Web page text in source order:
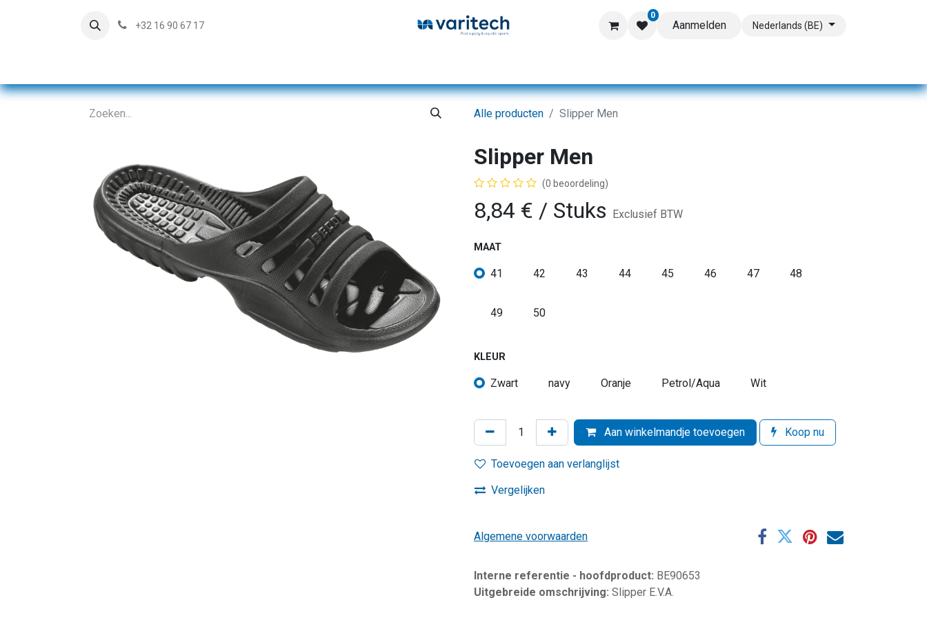
+32 16 90 67 17
0
Aanmelden Nederlands (BE)
Alle producten Slipper Men
Slipper Men
(0 beoordeling)
8,84 € / Stuks Exclusief BTW
MAAT
41 42 43 44 45 46 47 48
49 50
KLEUR
Zwart navy Oranje Petrol/Aqua ​Wit
Aan winkelmandje toevoegen Koop nu
Toevoegen aan verlanglijst
Vergelijken
Algemene voorwaarden
Interne referentie - hoofdproduct: BE90653
Uitgebreide omschrijving: Slipper E.V.A.